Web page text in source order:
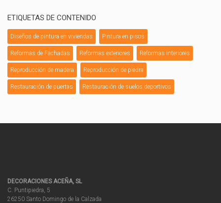
ETIQUETAS DE CONTENIDO
Diseños de pintura en viviendas Pintura en pisos
Reformas de Fachadas Reformas exteriores Reformas interiores
Reproducción de madera Reproducción de piedra
Restauración de puertas Restauración de suelos deportivos
DECORACIONES ACEÑA, SL
C. Puntipiedra, 5
26250 Santo Domingo de la Calzada